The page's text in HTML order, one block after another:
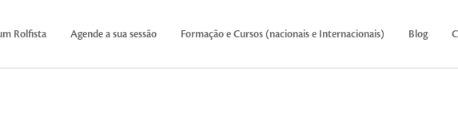
Rolfista Agende a sua sessão Formação e Cursos (nacionais e Internacionais) Blog